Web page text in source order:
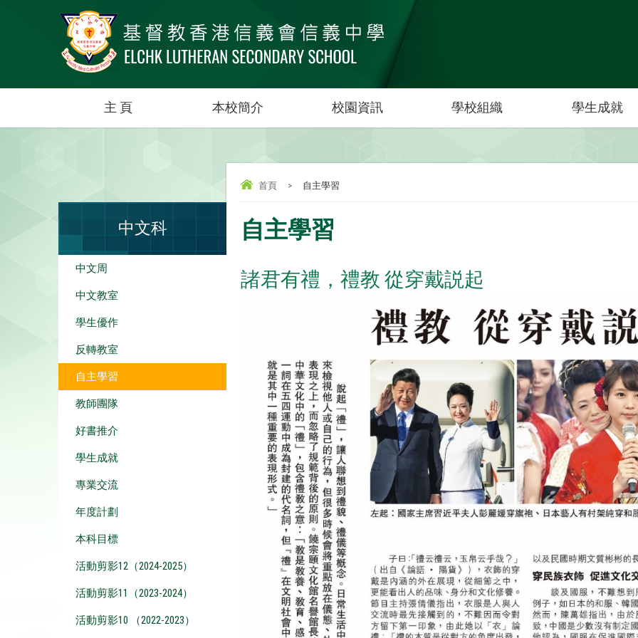
主 頁 本校簡介 校園資訊 學校組織 學生成就
首頁 > 自主學習
自主學習
諸君有禮，禮教 從穿戴説起
中文科
中文周
中文教室
學生優作
反轉教室
自主學習
教師團隊
好書推介
學生成就
專業交流
年度計劃
本科目標
活動剪影12（2024-2025）
活動剪影11（2023-2024）
活動剪影10 （2022-2023）